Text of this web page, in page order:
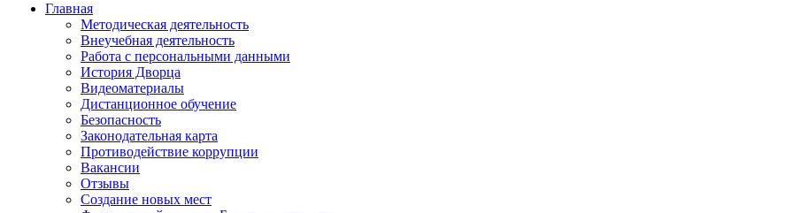
Главная
Методическая деятельность
Внеучебная деятельность
Работа с персональными данными
История Дворца
Видеоматериалы
Дистанционное обучение
Безопасность
Законодательная карта
Противодействие коррупции
Вакансии
Отзывы
Создание новых мест